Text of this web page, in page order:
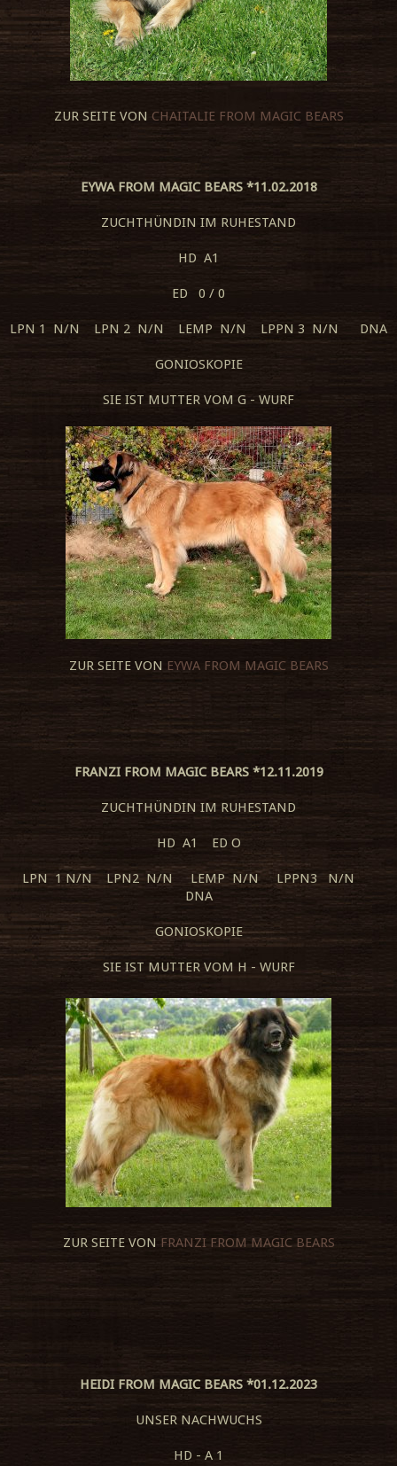
ZUR SEITE VON CHAITALIE FROM MAGIC BEARS
EYWA FROM MAGIC BEARS *11.02.2018
ZUCHTHÜNDIN IM RUHESTAND
HD A1
ED 0 / 0
LPN 1 N/N LPN 2 N/N LEMP N/N LPPN 3 N/N DNA
GONIOSKOPIE
SIE IST MUTTER VOM G - WURF
ZUR SEITE VON EYWA FROM MAGIC BEARS
FRANZI FROM MAGIC BEARS *12.11.2019
ZUCHTHÜNDIN IM RUHESTAND
HD A1 ED O
LPN 1 N/N LPN2 N/N LEMP N/N LPPN3 N/N
DNA
GONIOSKOPIE
SIE IST MUTTER VOM H - WURF
ZUR SEITE VON FRANZI FROM MAGIC BEARS
HEIDI FROM MAGIC BEARS *01.12.2023
UNSER NACHWUCHS
HD - A 1